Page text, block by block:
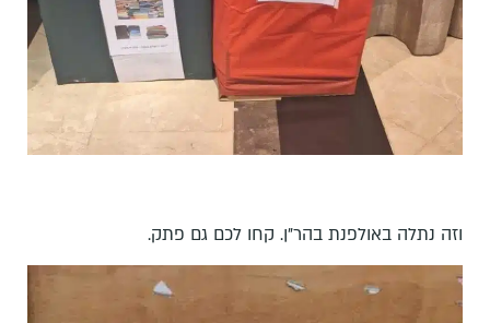
וזה נתלה באולפנת בהר"ן. קחו לכם גם פתק.